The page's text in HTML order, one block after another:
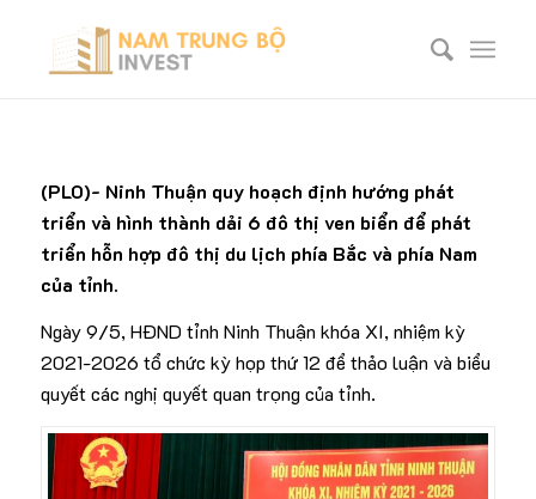
(PLO)- Ninh Thuận quy hoạch định hướng phát
triển và hình thành dải 6 đô thị ven biển để phát
triển hỗn hợp đô thị du lịch phía Bắc và phía Nam
của tỉnh.
Ngày 9/5, HĐND tỉnh Ninh Thuận khóa XI, nhiệm kỳ
2021-2026 tổ chức kỳ họp thứ 12 để thảo luận và biểu
quyết các nghị quyết quan trọng của tỉnh.